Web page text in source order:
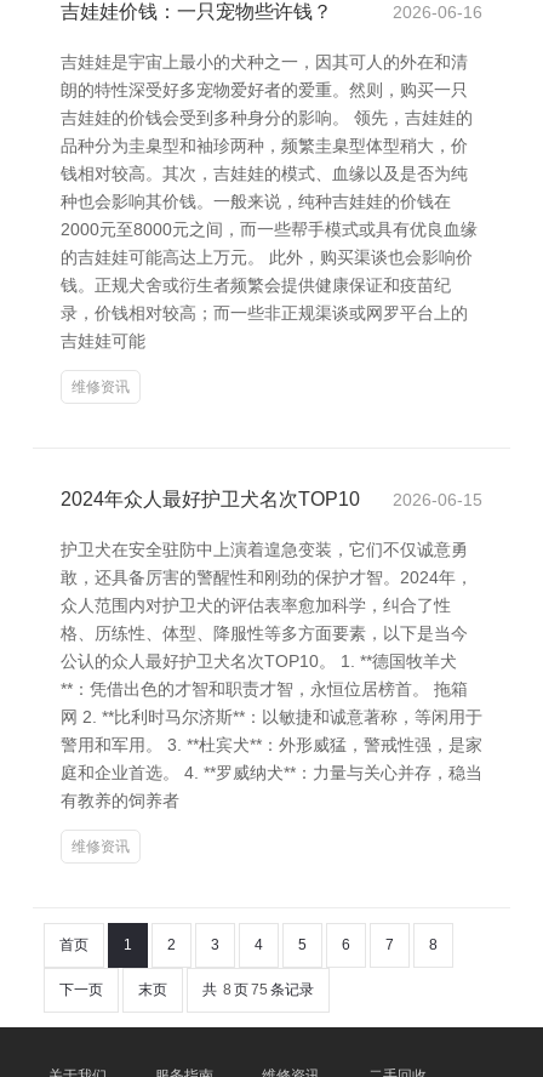
吉娃娃价钱：一只宠物些许钱？ 2026-06-16
吉娃娃是宇宙上最小的犬种之一，因其可人的外在和清
朗的特性深受好多宠物爱好者的爱重。然则，购买一只
吉娃娃的价钱会受到多种身分的影响。 领先，吉娃娃的
品种分为圭臬型和袖珍两种，频繁圭臬型体型稍大，价
钱相对较高。其次，吉娃娃的模式、血缘以及是否为纯
种也会影响其价钱。一般来说，纯种吉娃娃的价钱在
2000元至8000元之间，而一些帮手模式或具有优良血缘
的吉娃娃可能高达上万元。 此外，购买渠谈也会影响价
钱。正规犬舍或衍生者频繁会提供健康保证和疫苗纪
录，价钱相对较高；而一些非正规渠谈或网罗平台上的
吉娃娃可能
维修资讯
2024年众人最好护卫犬名次TOP10 2026-06-15
护卫犬在安全驻防中上演着遑急变装，它们不仅诚意勇
敢，还具备厉害的警醒性和刚劲的保护才智。2024年，
众人范围内对护卫犬的评估表率愈加科学，纠合了性
格、历练性、体型、降服性等多方面要素，以下是当今
公认的众人最好护卫犬名次TOP10。 1. **德国牧羊犬
**：凭借出色的才智和职责才智，永恒位居榜首。 拖箱
网 2. **比利时马尔济斯**：以敏捷和诚意著称，等闲用于
警用和军用。 3. **杜宾犬**：外形威猛，警戒性强，是家
庭和企业首选。 4. **罗威纳犬**：力量与关心并存，稳当
有教养的饲养者
维修资讯
首页 1 2 3 4 5 6 7 8
下一页 末页 共 8 页75 条记录